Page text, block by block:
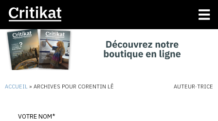
ACCUEIL » ARCHIVES POUR CORENTIN LÊ AUTEUR·TRICE
VOTRE NOM*